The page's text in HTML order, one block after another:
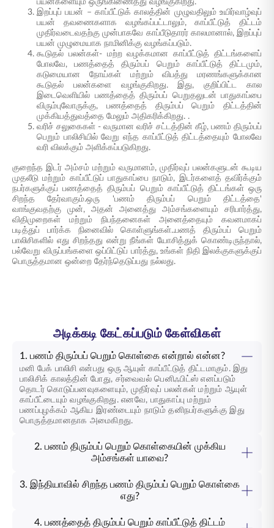
பயன்களையும் ஒருங்கிணைத்து வழங்குகிறது.
இறப்புப் பயன் – காப்பீட்டுக் காலத்தின் முழுவதிலும் உயிர்வாழ்வுப்
பயன் தவணைகளாக வழங்கப்பட்டாலும், காப்பீட்டுத் திட்டம்
முதிர்வடைவதற்கு முன்பாகவே காப்பீடுதாரர் காலமானால், இறப்புப்
பயன் முழுமையாக நாமினிக்கு வழங்கப்படும்.
கூடுதல் பலன்கள்- மற்ற வழக்கமான காப்பீட்டுத் திட்டங்களைப்
போலவே, பணத்தைத் திரும்பப் பெறும் காப்பீட்டுத் திட்டமும்,
கடுமையான நோய்கள் மற்றும் விபத்து மரணங்களுக்கான
கூடுதல் பலன்களை வழங்குகிறது. இது, குறிப்பிட்ட கால
இடைவெளியில் பணத்தைத் திரும்பப் பெறுதலுடன் பாதுகாப்பை
விரும்புவோருக்கு, பணத்தைத் திரும்பப் பெறும் திட்டத்தின்
முக்கியத்துவத்தை மேலும் அதிகரிக்கிறது. .
வரிச் சலுகைகள் - வருமான வரிச் சட்டத்தின் கீழ், பணம் திரும்பப்
பெறும் பாலிசியில் வேறு எந்த காப்பீட்டுத் திட்டத்தையும் போலவே
வரி விலக்கும் அளிக்கப்படுகிறது.
குறைந்த இடர் அம்சம் மற்றும் வருமானம், முதிர்வுப் பலன்களுடன் கூடிய
முதலீடு மற்றும் காப்பீட்டுப் பாதுகாப்பை நாடும், இடர்களைத் தவிர்க்கும்
நபர்களுக்குப் பணத்தைத் திரும்பப் பெறும் காப்பீட்டுத் திட்டங்கள் ஒரு
சிறந்த தேர்வாகும்.ஒரு 'பணம் திரும்பப் பெறும் திட்டத்தை'
வாங்குவதற்கு முன், அதன் அனைத்து அம்சங்களையும் சரிபார்த்து,
விதிமுறைகள் மற்றும் நிபந்தனைகள் அனைத்தையும் கவனமாகப்
படித்துப் பார்க்க நினைவில் கொள்ளுங்கள்..பணத் திரும்பப் பெறும்
பாலிசிகளில் எது சிறந்தது என்று நீங்கள் யோசித்துக் கொண்டிருந்தால்,
பல்வேறு விருப்பங்களை ஒப்பிட்டுப் பார்த்து, உங்கள் நிதி இலக்குகளுக்குப்
பொருத்தமான ஒன்றை தேர்ந்தெடுப்பது நல்லது.
அடிக்கடி கேட்கப்படும் கேள்விகள்
1. பணம் திரும்பப் பெறும் கொள்கை என்றால் என்ன?
மனி பேக் பாலிசி என்பது ஒரு ஆயுள் காப்பீட்டுத் திட்டமாகும். இது
பாலிசிக் காலத்தின் போது, சர்வைவல் பெனிஃபிட்ஸ் எனப்படும்
தொடர் கொடுப்பனவுகளையும், முதிர்வுப் பலன்கள் மற்றும் ஆயுள்
காப்பீட்டையும் வழங்குகிறது. எனவே, பாதுகாப்பு மற்றும்
பணப்புழக்கம் ஆகிய இரண்டையும் நாடும் தனிநபர்களுக்கு இது
பொருத்தமானதாக அமைகிறது.
2. பணம் திரும்பப் பெறும் கொள்கையின் முக்கிய
அம்சங்கள் யாவை?
3. இந்தியாவில் சிறந்த பணம் திரும்பப் பெறும் கொள்கை
எது?
4. பணத்தைத் திரும்பப் பெறும் காப்பீட்டுத் திட்டம்